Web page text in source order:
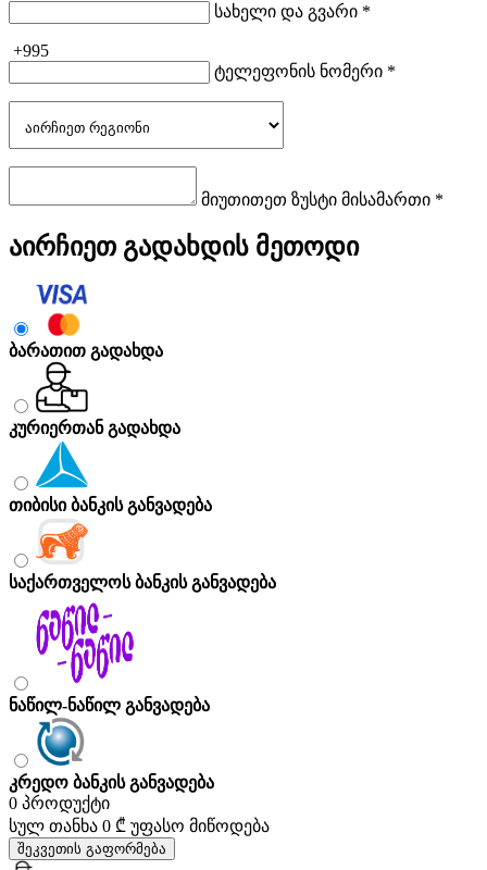
სახელი და გვარი *
+995
ტელეფონის ნომერი *
მიუთითეთ ზუსტი მისამართი *
აირჩიეთ გადახდის მეთოდი
ბარათით გადახდა
კურიერთან გადახდა
თიბისი ბანკის განვადება
საქართველოს ბანკის განვადება
ნაწილ-ნაწილ განვადება
კრედო ბანკის განვადება
0 პროდუქტი
სულ თანხა 0 ₾ უფასო მიწოდება
შეკვეთის გაფორმება